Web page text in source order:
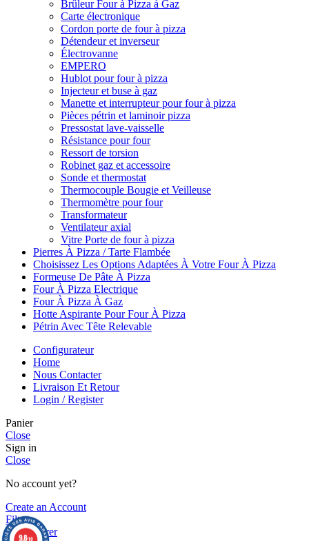
Brûleur Four à Pizza à Gaz
Carte électronique
Cordon porte de four à pizza
Détendeur et inverseur
Électrovanne
EMPERO
Hublot pour four à pizza
Injecteur et buse à gaz
Manette et interrupteur pour four à pizza
Pièces pétrin et laminoir pizza
Pressostat lave-vaisselle
Résistance pour four
Ressort de torsion
Robinet gaz et accessoire
Sonde et thermostat
Thermocouple Bougie et Veilleuse
Thermomètre pour four
Transformateur
Ventilateur axial
Vitre Porte de four à pizza
Pierres À Pizza / Tarte Flambée
Choisissez Les Options Adaptées À Votre Four À Pizza
Formeuse De Pâte À Pizza
Four À Pizza Electrique
Four À Pizza À Gaz
Hotte Aspirante Pour Four À Pizza
Pétrin Avec Tête Relevable
Configurateur
Home
Nous Contacter
Livraison Et Retour
Login / Register
Panier
Close
Sign in
Close
No account yet?
Create an Account
Filters
0 Comparer
9.8/10